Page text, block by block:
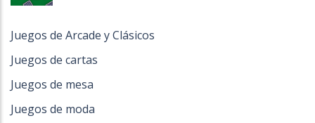
Las Vegas Pocker
Juegos de Arcade y Clásicos
Juegos de cartas
Juegos de mesa
Juegos de moda